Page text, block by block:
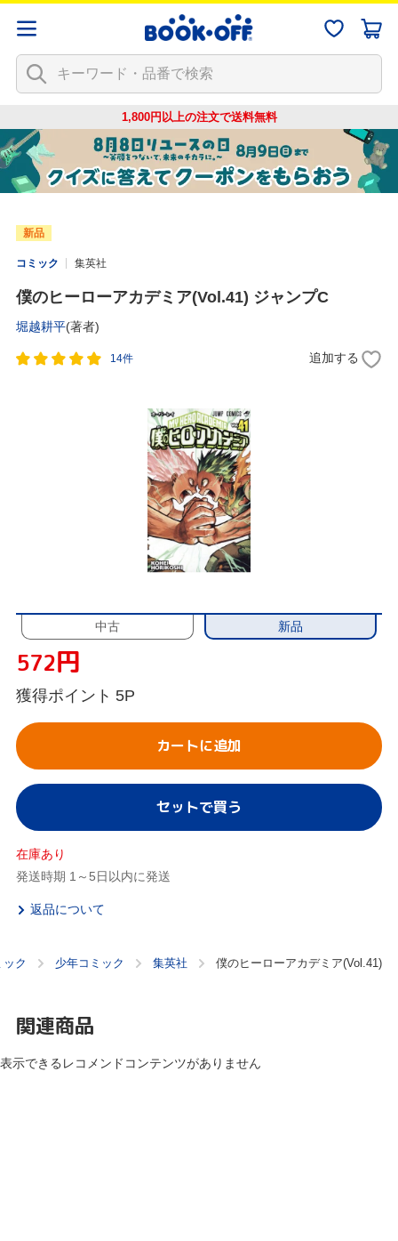
1,800円以上の注文で送料無料
新品
コミック 集英社
僕のヒーローアカデミア(Vol.41) ジャンプC
堀越耕平(著者)
14件 追加する
中古 新品
572円
獲得ポイント 5P
カートに追加
セットで買う
在庫あり
発送時期 1～5日以内に発送
返品について
ック 少年コミック 集英社 僕のヒーローアカデミア(Vol.41)
関連商品
表示できるレコメンドコンテンツがありません